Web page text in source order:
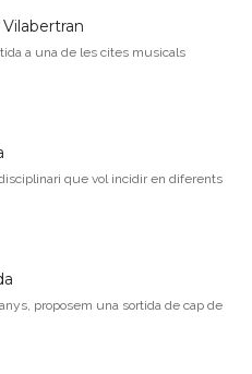
a una de les cites musicals
que vol incidir en diferents
proposem una sortida de cap de